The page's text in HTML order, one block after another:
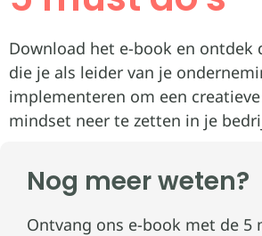
Download het e-book en ontdek
die je als leider van je
implementeren om een
mindset neer te zetten in je
Nog meer weten?
Ontvang ons e-book met de 5